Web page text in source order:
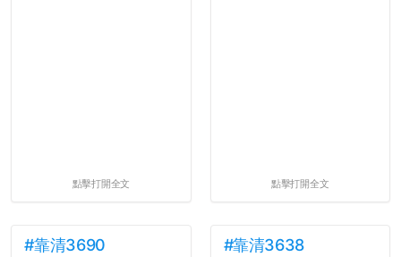
點擊打開全文 點擊打開全文
#靠清3690 #靠清3638